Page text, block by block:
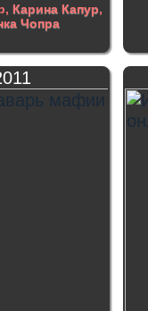
Карина Капур,
Чопра